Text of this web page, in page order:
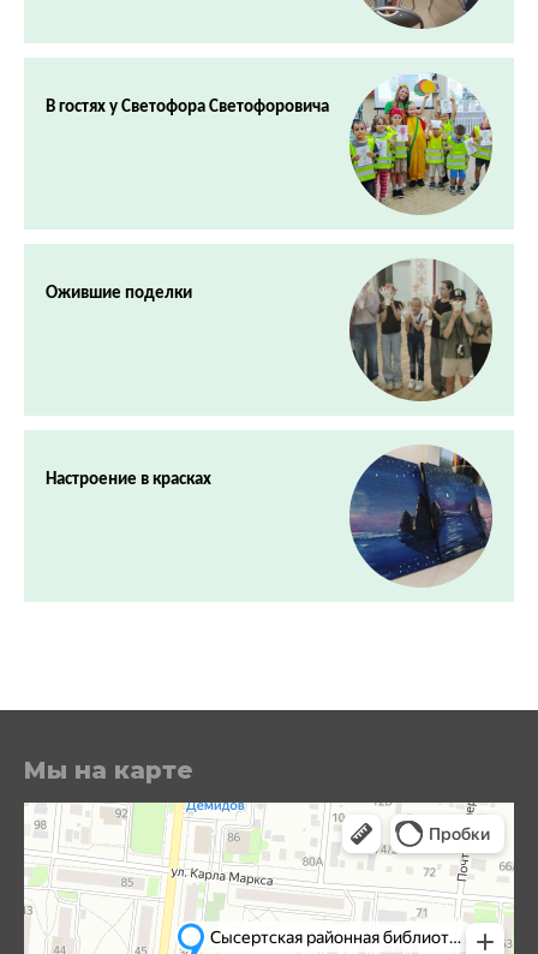
В гостях у Светофора Светофоровича
Ожившие поделки
Настроение в красках
Мы на карте